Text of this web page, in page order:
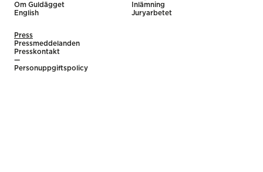
Om Guldägget
English
Inlämning
Juryarbetet
Press
Pressmeddelanden
Presskontakt
—
Personuppgiftspolicy